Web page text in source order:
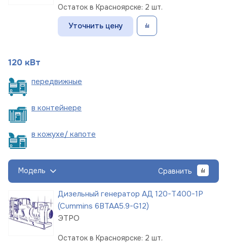
Остаток в Красноярске: 2 шт.
Уточнить цену
120 кВт
передвижные
в контейнере
в кожухе/ капоте
Модель Сравнить
Дизельный генератор АД 120-Т400-1Р
(Cummins 6BTAA5.9-G12)
ЭТРО
Остаток в Красноярске: 2 шт.